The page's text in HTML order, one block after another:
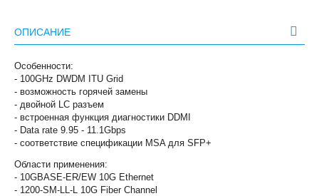
ОПИСАНИЕ
Особенности:
- 100GHz DWDM ITU Grid
- возможность горячей замены
- двойной LC разъем
- встроенная функция диагностики DDMI
- Data rate 9.95 - 11.1Gbps
- соответствие спецификации MSA для SFP+
Области применения:
- 10GBASE-ER/EW 10G Ethernet
- 1200-SM-LL-L 10G Fiber Channel